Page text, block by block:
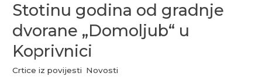
Stotinu godina od gradnje
dvorane „Domoljub“ u
Koprivnici
Crtice iz povijesti Novosti
Stotinu
od
gradnje
dvorane